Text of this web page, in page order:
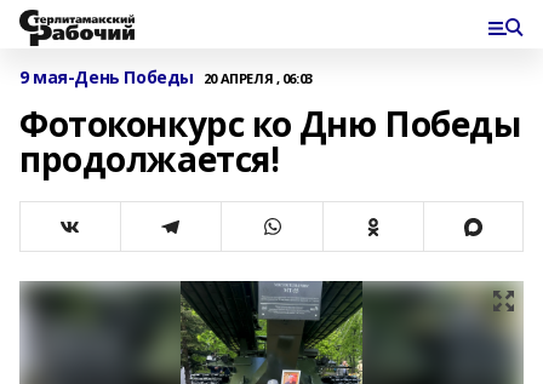
9 мая-День Победы 20 АПРЕЛЯ , 06:03
Фотоконкурс ко Дню Победы
продолжается!